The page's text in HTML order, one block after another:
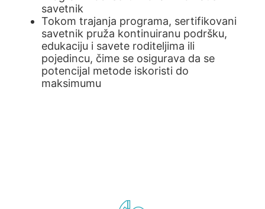
savetnik
Tokom trajanja programa, sertifikovani
savetnik pruža kontinuiranu podršku,
edukaciju i savete roditeljima ili
pojedincu, čime se osigurava da se
potencijal metode iskoristi do
maksimumu